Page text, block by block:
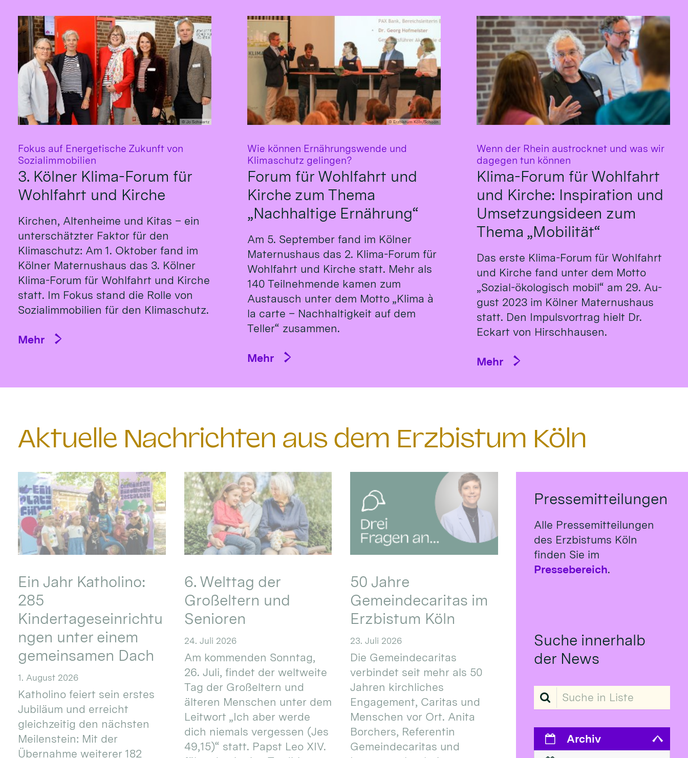
© Jo Schwartz
Fokus auf Energetische Zukunft von
Sozialimmobilien
3. Kölner Klima-Forum für
Wohlfahrt und Kirche
Kirchen, Altenheime und Kitas – ein
unterschätzter Faktor für den
Klimaschutz: Am 1. Oktober fand im
Kölner Maternushaus das 3. Kölner
Klima-Forum für Wohlfahrt und Kirche
statt. Im Fokus stand die Rolle von
Sozialimmobilien für den Klimaschutz.
Mehr
© Erzbistum Köln/Schoon
Wie können Ernährungswende und
Klimaschutz gelingen?
Forum für Wohlfahrt und
Kirche zum Thema
„Nachhaltige Ernährung“
Am 5. September fand im Kölner
Maternushaus das 2. Klima-Forum für
Wohlfahrt und Kirche statt. Mehr als
140 Teilnehmende kamen zum
Austausch unter dem Motto „Klima à
la carte – Nachhaltigkeit auf dem
Teller“ zusammen.
Mehr
Wenn der Rhein austrocknet und was wir
dagegen tun können
Klima-Forum für Wohlfahrt
und Kirche: Inspiration und
Umsetzungsideen zum
Thema „Mobilität“
Das erste Klima-Fo­rum für Wohl­fahrt
und Kirche fand un­ter dem Mot­to
„So­zial-öko­logisch mo­bil“ am 29. Au­
gust 2023 im Köl­ner Ma­ternus­haus
statt. Den Impulsvortrag hielt Dr.
Eckart von Hirsch­hausen.
Mehr
Aktuelle Nachrichten aus dem Erzbistum Köln
Ein Jahr Katholino:
285
Kindertageseinrichtu
ngen unter einem
gemeinsamen Dach
1. August 2026
Katholino feiert sein erstes
Jubiläum und erreicht
gleichzeitig den nächsten
Meilenstein: Mit der
Übernahme weiterer 182
6. Welttag der
Großeltern und
Senioren
24. Juli 2026
Am kommenden Sonntag,
26. Juli, findet der weltweite
Tag der Großeltern und
älteren Menschen unter dem
Leitwort „Ich aber werde
dich niemals vergessen (Jes
49,15)“ statt. Papst Leo XIV.
50 Jahre
Gemeindecaritas im
Erzbistum Köln
23. Juli 2026
Die Gemeindecaritas
verbindet seit mehr als 50
Jahren kirchliches
Engagement, Caritas und
Menschen vor Ort. Anita
Borchers, Referentin
Gemeindecaritas und
Pressemitteilungen
Alle Pressemitteilungen
des Erzbistums Köln
finden Sie im
Pressebereich.
Suche innerhalb
der News
Suche in Liste
Archiv